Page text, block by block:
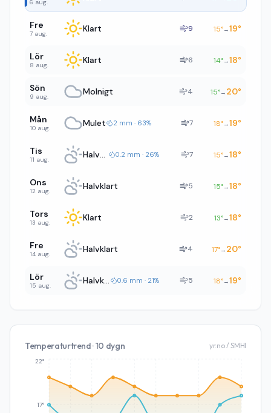
6 aug.
Fre
7 aug. Klart 9 15°→19°
Lör
8 aug. Klart 6 14°→18°
Sön
9 aug. Molnigt 4 15°→ 20°
Mån
10 aug. Mulet 2 mm · 63% 7 18°→19°
Tis
11 aug. Halvklart 0.2 mm · 26% 7 15°→18°
Ons
12 aug. Halvklart 5 15°→18°
Tors
13 aug. Klart 2 13°→18°
Fre
14 aug. Halvklart 4 17°→ 20°
Lör
15 aug. Halvklart 0.6 mm · 21% 5 18°→19°
Temperaturtrend · 10 dygn yr.no / SMHI
17°
22°